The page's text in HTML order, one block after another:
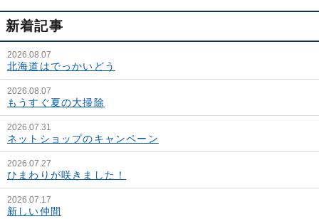
新着記事
2026.08.07
北海道はでっかいどう
2026.08.07
もうすぐ夏の大掃除
2026.07.31
ネットショップのキャンペーン
2026.07.27
ひまわりが咲きました！
2026.07.17
新しい仲間